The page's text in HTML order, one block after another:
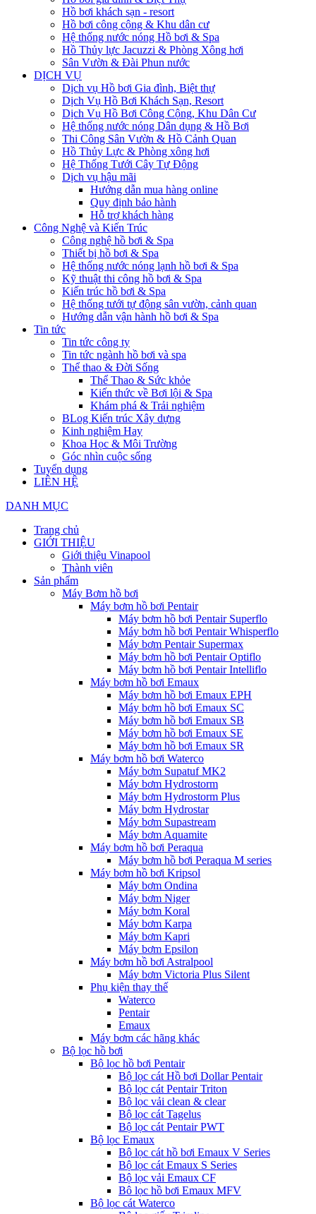
Hồ bơi khách sạn - resort
Hồ bơi công cộng & Khu dân cư
Hệ thống nước nóng Hồ bơi & Spa
Hồ Thủy lực Jacuzzi & Phòng Xông hơi
Sân Vườn & Đài Phun nước
DỊCH VỤ
Dịch vụ Hồ bơi Gia đình, Biệt thự
Dịch Vụ Hồ Bơi Khách Sạn, Resort
Dịch Vụ Hồ Bơi Công Cộng, Khu Dân Cư
Hệ thống nước nóng Dân dụng & Hồ Bơi
Thi Công Sân Vườn & Hồ Cảnh Quan
Hồ Thủy Lực & Phòng xông hơi
Hệ Thống Tưới Cây Tự Động
Dịch vụ hậu mãi
Hướng dẫn mua hàng online
Quy định bảo hành
Hỗ trợ khách hàng
Công Nghệ và Kiến Trúc
Công nghệ hồ bơi & Spa
Thiết bị hồ bơi & Spa
Hệ thống nước nóng lạnh hồ bơi & Spa
Kỹ thuật thi công hồ bơi & Spa
Kiến trúc hồ bơi & Spa
Hệ thống tưới tự động sân vườn, cảnh quan
Hướng dẫn vận hành hồ bơi & Spa
Tin tức
Tin tức công ty
Tin tức ngành hồ bơi và spa
Thể thao & Đời Sống
Thể Thao & Sức khỏe
Kiến thức về Bơi lội & Spa
Khám phá & Trải nghiệm
BLog Kiến trúc Xây dựng
Kinh nghiệm Hay
Khoa Học & Môi Trường
Góc nhìn cuộc sống
Tuyển dụng
LIÊN HỆ
DANH MỤC
Trang chủ
GIỚI THIỆU
Giới thiệu Vinapool
Thành viên
Sản phẩm
Máy Bơm hồ bơi
Máy bơm hồ bơi Pentair
Máy bơm hồ bơi Pentair Superflo
Máy bơm hồ bơi Pentair Whisperflo
Máy bơm Pentair Supermax
Máy bơm hồ bơi Pentair Optiflo
Máy bơm hồ bơi Pentair Intelliflo
Máy bơm hồ bơi Emaux
Máy bơm hồ bơi Emaux EPH
Máy bơm hồ bơi Emaux SC
Máy bơm hồ bơi Emaux SB
Máy bơm hồ bơi Emaux SE
Máy bơm hồ bơi Emaux SR
Máy bơm hồ bơi Waterco
Máy bơm Supatuf MK2
Máy bơm Hydrostorm
Máy bơm Hydrostorm Plus
Máy bơm Hydrostar
Máy bơm Supastream
Máy bơm Aquamite
Máy bơm hồ bơi Peraqua
Máy bơm hồ bơi Peraqua M series
Máy bơm hồ bơi Kripsol
Máy bơm Ondina
Máy bơm Niger
Máy bơm Koral
Máy bơm Karpa
Máy bơm Kapri
Máy bơm Epsilon
Máy bơm hồ bơi Astralpool
Máy bơm Victoria Plus Silent
Phụ kiện thay thế
Waterco
Pentair
Emaux
Máy bơm các hãng khác
Bộ lọc hồ bơi
Bộ lọc hồ bơi Pentair
Bộ lọc cát Hồ bơi Dollar Pentair
Bộ lọc cát Pentair Triton
Bộ lọc vải clean & clear
Bộ lọc cát Tagelus
Bộ lọc cát Pentair PWT
Bộ lọc Emaux
Bộ lọc cát hồ bơi Emaux V Series
Bộ lọc cát Emaux S Series
Bộ lọc vải Emaux CF
Bô lọc hồ bơi Emaux MFV
Bộ lọc cát Waterco